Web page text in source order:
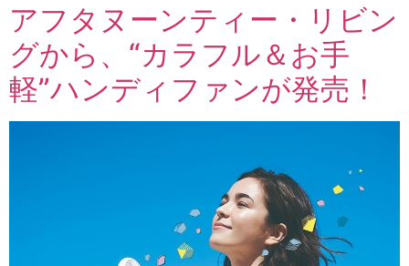
アフタヌーンティー・リビン
グから、“カラフル＆お手
軽”ハンディファンが発売！